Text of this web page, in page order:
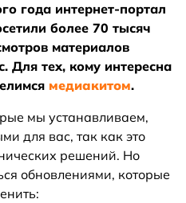
года интернет-портал
более 70 тысяч
материалов
Для тех, кому интересна
медиакитом.
мы устанавливаем,
для вас, так как это
решений. Но
обновлениями, которые